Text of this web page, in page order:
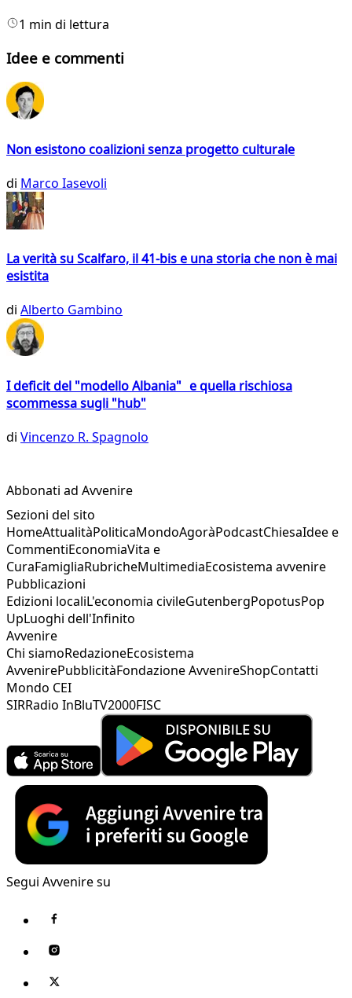
1 min di lettura
Idee e commenti
Non esistono coalizioni senza progetto culturale
di Marco Iasevoli
La verità su Scalfaro, il 41-bis e una storia che non è mai
esistita
di Alberto Gambino
I deficit del "modello Albania" e quella rischiosa
scommessa sugli "hub"
di Vincenzo R. Spagnolo
Abbonati ad Avvenire
Sezioni del sito
HomeAttualitàPoliticaMondoAgoràPodcastChiesaIdee e
CommentiEconomiaVita e
CuraFamigliaRubricheMultimediaEcosistema avvenire
Pubblicazioni
Edizioni localiL'economia civileGutenbergPopotusPop
UpLuoghi dell'Infinito
Avvenire
Chi siamoRedazioneEcosistema
AvvenirePubblicitàFondazione AvvenireShopContatti
Mondo CEI
SIRRadio InBluTV2000FISC
Segui Avvenire su